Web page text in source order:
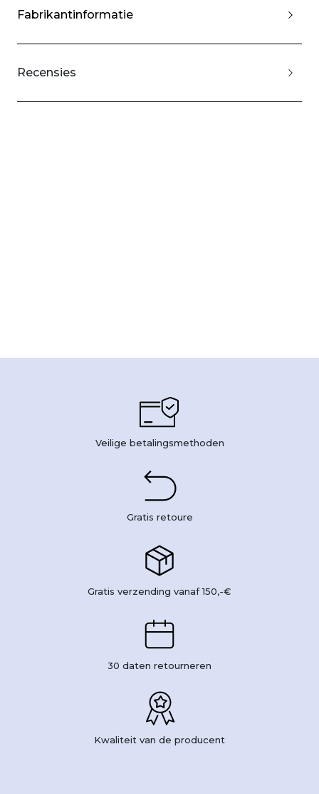
Fabrikantinformatie
Recensies
Veilige betalingsmethoden
Gratis retoure
Gratis verzending vanaf 150,-€
30 daten retourneren
Kwaliteit van de producent